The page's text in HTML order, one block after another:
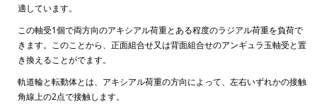
適しています。
この軸受1個で両方向のアキシアル荷重とある程度のラジアル荷重を負荷で
きます。このことから、正面組合せ又は背面組合せのアンギュラ玉軸受と置
き換えることがでます。
軌道輪と転動体とは、アキシアル荷重の方向によって、左右いずれかの接触
角線上の2点で接触します。